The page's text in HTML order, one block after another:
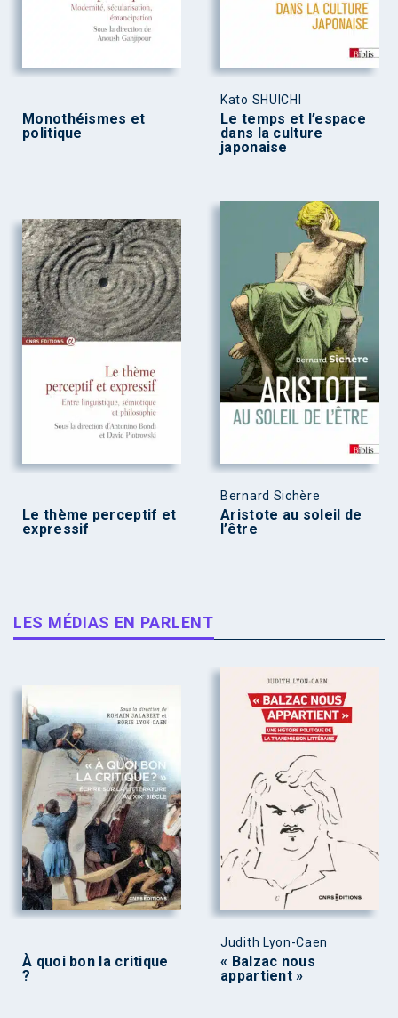
Monothéismes et
politique
Kato SHUICHI
Le temps et l’espace
dans la culture
japonaise
Le thème perceptif et
expressif
Bernard Sichère
Aristote au soleil de
l’être
LES MÉDIAS EN PARLENT
À quoi bon la critique
?
Judith Lyon-Caen
« Balzac nous
appartient »